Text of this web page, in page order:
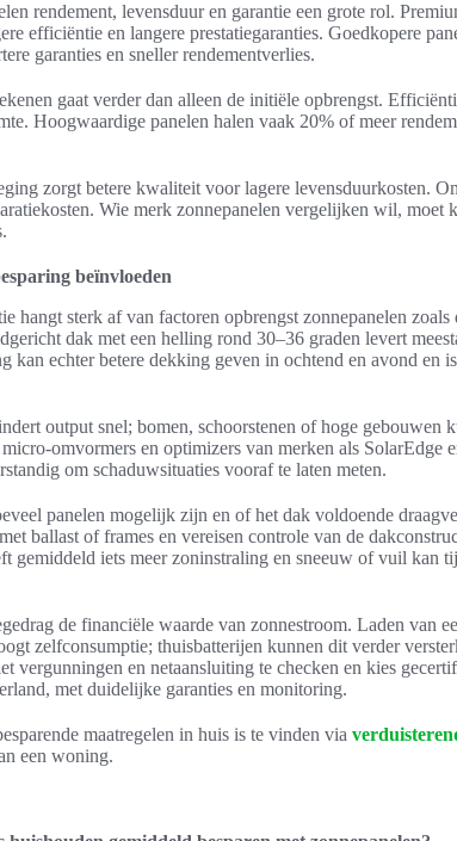
rendement, levensduur en garantie een grote rol.
efficiëntie en langere prestatiegaranties. Goedkopere
garanties en sneller rendementverlies.
gaat verder dan alleen de initiële opbrengst.
Hoogwaardige panelen halen vaak 20% of meer
zorgt betere kwaliteit voor lagere levensduurkosten.
Wie merk zonnepanelen vergelijken wil, moet
beïnvloeden
hangt sterk af van factoren opbrengst zonnepanelen
dak met een helling rond 30–36 graden levert
kan echter betere dekking geven in ochtend en avond en
output snel; bomen, schoorstenen of hoge gebouwen
omvormers en optimizers van merken als SolarEdge
om schaduwsituaties vooraf te laten meten.
panelen mogelijk zijn en of het dak voldoende
ballast of frames en vereisen controle van de
gemiddeld iets meer zoninstraling en sneeuw of vuil kan
de financiële waarde van zonnestroom. Laden van
zelfconsumptie; thuisbatterijen kunnen dit verder
vergunningen en netaansluiting te checken en kies
met duidelijke garanties en monitoring.
maatregelen in huis is te vinden via
een woning.